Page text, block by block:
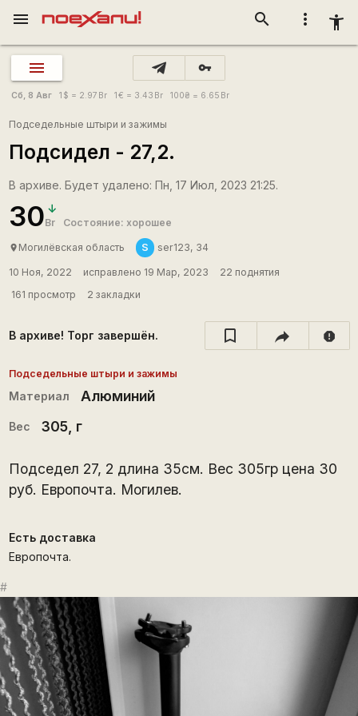
more_vert accessibility_new
search
menu
vpn_key
Сб, 8 Авг 1 $ = 2.97 Br 1€ = 3.43 Br 100₴ = 6.65 Br
Подседельные штыри и зажимы
Подсидел - 27,2.
В архиве. Будет удалено: Пн, 17 Июл, 2023 21:25.
30Br Состояние: хорошее
place Могилёвская область S ser123, 34
10 Ноя, 2022 исправлено 19 Мар, 2023
22 поднятия
161 просмотр
2 закладки
В архиве! Торг завершён. report
Подседельные штыри и зажимы
Материал Алюминий
Вес 305, г
Подседел 27, 2 длина 35см. Вес 305гр цена 30
руб. Европочта. Могилев.
Есть доставка
Европочта.
#